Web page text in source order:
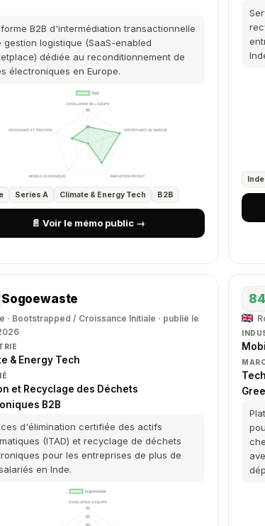
B2B d'intermédiation transactionnelle
gestion logistique (SaaS-enabled
dédiée au reconditionnement de
électroniques en Europe.
Series A Climate & Energy Tech B2B
📄 Voir le mémo public →
Inde
Sogoewaste
· Bootstrapped / Croissance Initiale · publié le
& Energy Tech
et Recyclage des Déchets
B2B
d'élimination certifiée des actifs
(ITAD) et recyclage de déchets
pour les entreprises de plus de
en Inde.
84